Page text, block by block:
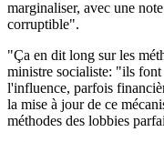
marginaliser, avec une
corruptible".
"Ça en dit long sur les
ministre socialiste: "ils
l'influence, parfois
la mise à jour de ce
méthodes des lobbies